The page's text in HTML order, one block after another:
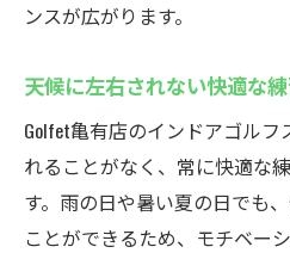
ンスが広がります。
天候に左右されない快適な
Golfet亀有店のインドアゴル
れることがなく、常に快適な
す。雨の日や暑い夏の日でも
ことができるため、モチベー